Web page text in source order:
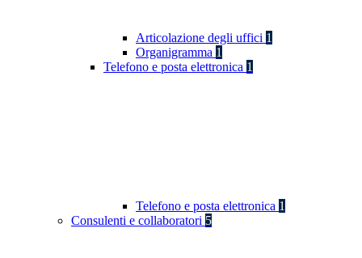
Articolazione degli uffici 1
Organigramma 1
Telefono e posta elettronica 1
Telefono e posta elettronica 1
Consulenti e collaboratori 5